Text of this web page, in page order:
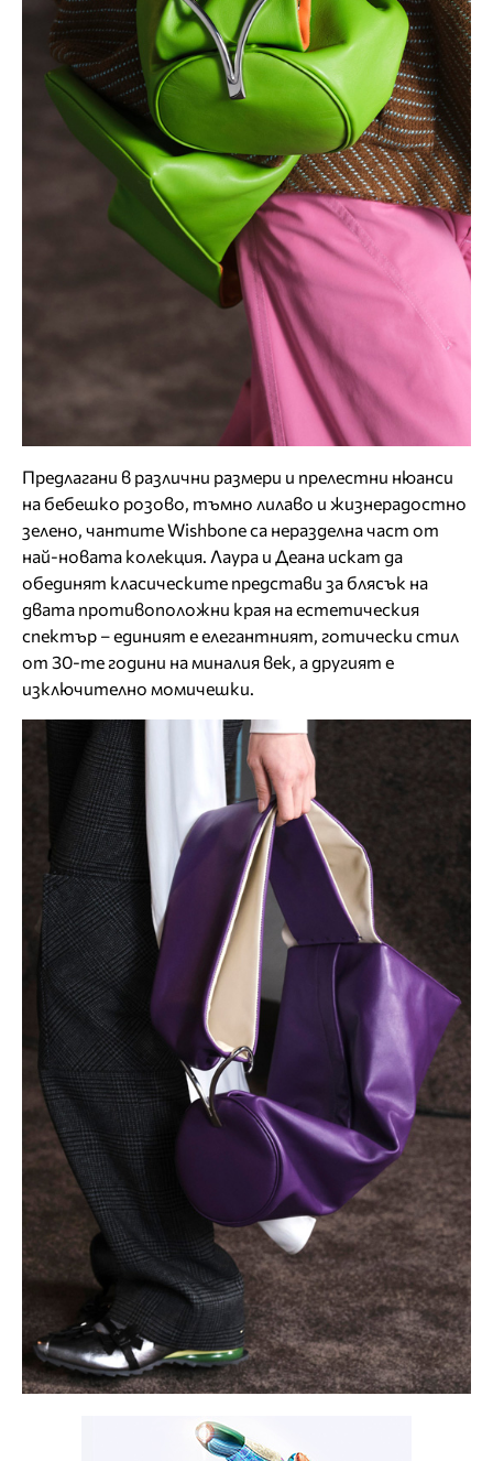
Предлагани в различни размери и прелестни нюанси
на бебешко розово, тъмно лилаво и жизнерадостно
зелено, чантите Wishbone са неразделна част от
най-новата колекция. Лаура и Деана искат да
обединят класическите представи за блясък на
двата противоположни края на естетическия
спектър – единият е елегантният, готически стил
от 30-те години на миналия век, а другият е
изключително момичешки.